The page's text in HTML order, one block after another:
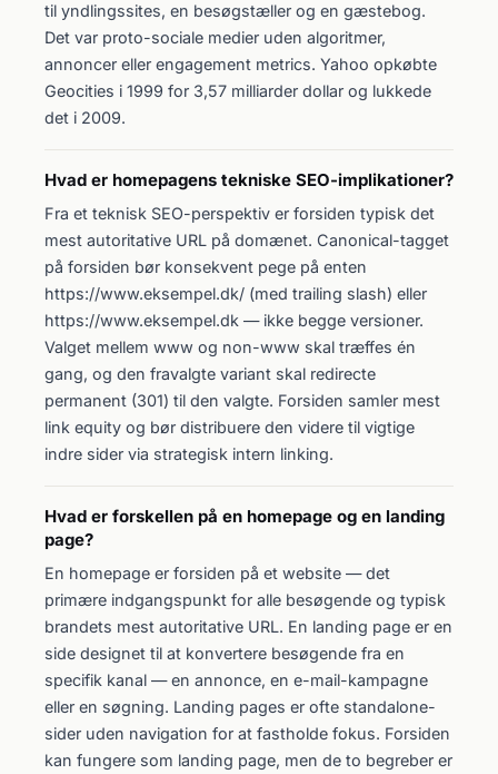
til yndlingssites, en besøgstæller og en gæstebog.
Det var proto-sociale medier uden algoritmer,
annoncer eller engagement metrics. Yahoo opkøbte
Geocities i 1999 for 3,57 milliarder dollar og lukkede
det i 2009.
Hvad er homepagens tekniske SEO-implikationer?
Fra et teknisk SEO-perspektiv er forsiden typisk det
mest autoritative URL på domænet. Canonical-tagget
på forsiden bør konsekvent pege på enten
https://www.eksempel.dk/ (med trailing slash) eller
https://www.eksempel.dk — ikke begge versioner.
Valget mellem www og non-www skal træffes én
gang, og den fravalgte variant skal redirecte
permanent (301) til den valgte. Forsiden samler mest
link equity og bør distribuere den videre til vigtige
indre sider via strategisk intern linking.
Hvad er forskellen på en homepage og en landing
page?
En homepage er forsiden på et website — det
primære indgangspunkt for alle besøgende og typisk
brandets mest autoritative URL. En landing page er en
side designet til at konvertere besøgende fra en
specifik kanal — en annonce, en e-mail-kampagne
eller en søgning. Landing pages er ofte standalone-
sider uden navigation for at fastholde fokus. Forsiden
kan fungere som landing page, men de to begreber er